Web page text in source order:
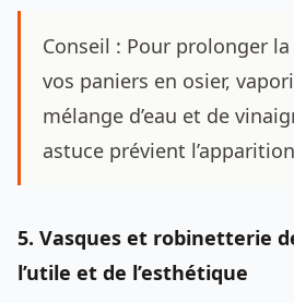
Conseil : Pour prolonger
vos paniers en osier,
mélange d’eau et de
astuce prévient
5. Vasques et robinetterie
l’utile et de l’esthétique